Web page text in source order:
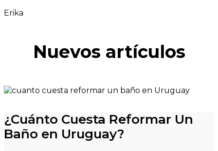
Erika
Nuevos artículos
¿Cuánto Cuesta Reformar Un
Baño en Uruguay?